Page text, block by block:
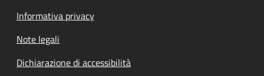
Informativa privacy
Note legali
Dichiarazione di accessibilità